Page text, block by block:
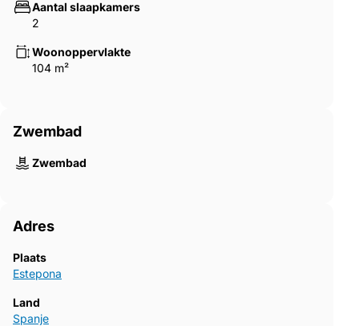
Aantal slaapkamers
2
Woonoppervlakte
104 m²
Zwembad
Zwembad
Adres
Plaats
Estepona
Land
Spanje